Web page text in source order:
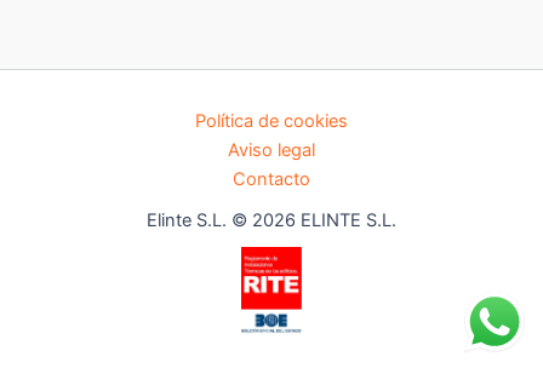
Política de cookies
Aviso legal
Contacto
Elinte S.L. © 2026 ELINTE S.L.